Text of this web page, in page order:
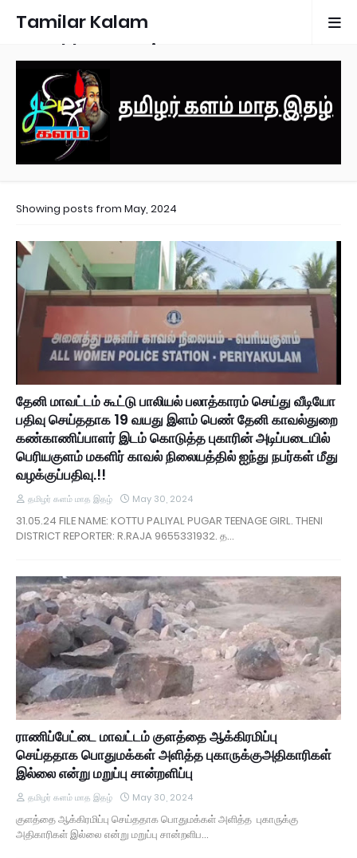
Tamilar Kalam
Monthly Magazine
Showing posts from May, 2024
தேனி மாவட்டம் கூட்டு பாலியல் பலாத்காரம் செய்து வீடியோ
பதிவு செய்ததாக 19 வயது இளம் பெண் தேனி காவல்துறை
கண்காணிப்பாளர் இடம் கொடுத்த புகாரின் அடிப்படையில்
பெரியகுளம் மகளிர் காவல் நிலையத்தில் ஐந்து நபர்கள் மீது
வழக்குப்பதிவு.!!
தமிழர் களம் மாத இதழ் May 30, 2024
31.05.24 FILE NAME: KOTTU PALIYAL PUGAR TEENAGE GIRL. THENI
DISTRICT REPORTER: R.RAJA 9655331932. த…
ராணிப்பேட்டை மாவட்டம் குளத்தை ஆக்கிரமிப்பு
செய்ததாக பொதுமக்கள் அளித்த புகாருக்குஅதிகாரிகள்
இல்லை என்று மறுப்பு சான்றளிப்பு
தமிழர் களம் மாத இதழ் May 30, 2024
குளத்தை ஆக்கிரமிப்பு செய்ததாக பொதுமக்கள் அளித்த புகாருக்கு
அதிகாரிகள் இல்லை என்று மறுப்பு சான்றளிப…